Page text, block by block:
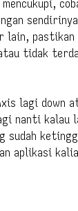
lain,
tidak
lagi down
nanti kalau
sudah
aplikasi